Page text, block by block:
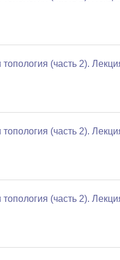
топология (часть 2).
топология (часть 2).
топология (часть 2).